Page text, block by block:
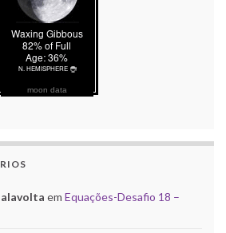
moon data
em Equações-Desafio 18 –